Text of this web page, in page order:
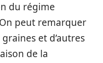
du régime
peut remarquer
et d’autres
de la